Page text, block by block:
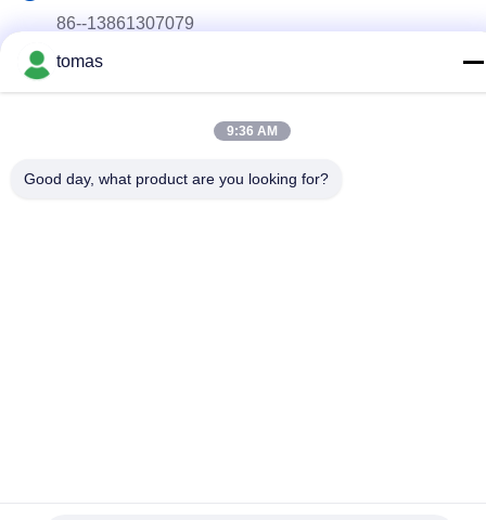
86--13861307079
อีเมล
tomas@smtmachine-parts.com
D-526 สวนวิทยาศาสตร์ฮาย 93# ถนนเวียงชู สวนอุตสาหกรรม
tomas
9:36 AM
Good day, what product are you looking for?